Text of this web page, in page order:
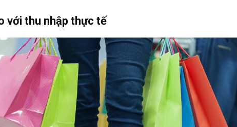
với thu nhập thực tế